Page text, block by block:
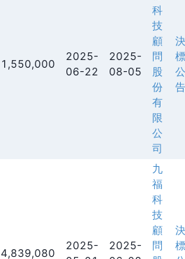
1,550,000
2025-
06-22
2025-
08-05
科
技
顧
問
股
份
有
限
公
司
決
標
公
告
4,839,080
2025-
2025-
九
福
科
技
顧
問
決
標